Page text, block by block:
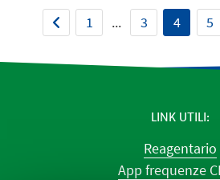
1 ... 3 4 5
LINK UTILI
Reagentario
App frequenze